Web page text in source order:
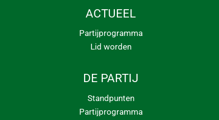
ACTUEEL
Partijprogramma
Lid worden
DE PARTIJ
Standpunten
Partijprogramma